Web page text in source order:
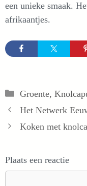
een unieke smaak.
afrikaantjes.
Categorieën
Groente,
Het Netwerk
Koken met
Plaats een reactie